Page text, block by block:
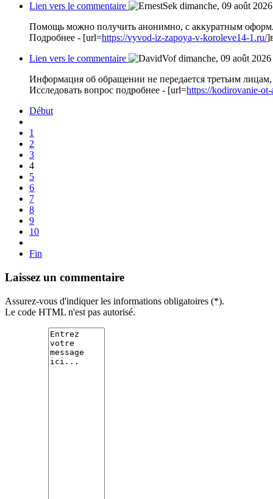
Lien vers le commentaire
dimanche, 09 août
Помощь можно получить анонимно, с аккуратным
Подробнее - [url=https://vyvod-iz-zapoya-v-koroleve14-1.ru/
Lien vers le commentaire
dimanche, 09 août
Информация об обращении не передается третьим
Исследовать вопрос подробнее - [url=https://kodirovanie-
Début
1
2
3
4
5
6
7
8
9
10
Fin
Laissez un commentaire
Assurez-vous d'indiquer les informations obligatoires (*).
Le code HTML n'est pas autorisé.